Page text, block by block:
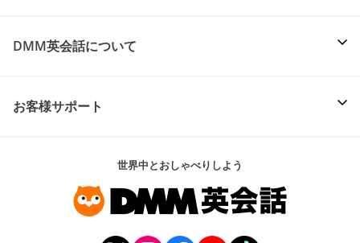
DMM英会話について
お客様サポート
世界中とおしゃべりしよう